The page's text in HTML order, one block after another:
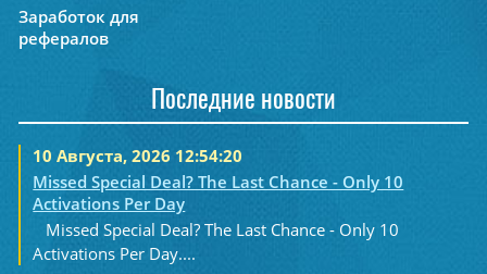
Заработок для
рефералов
Последние новости
10 Августа, 2026 12:54:20
Missed Special Deal? The Last Chance - Only 10
Activations Per Day
Missed Special Deal? The Last Chance - Only 10
Activations Per Day....